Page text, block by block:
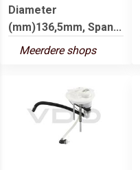
Diameter
(mm)136,5mm, Span...
Meerdere shops